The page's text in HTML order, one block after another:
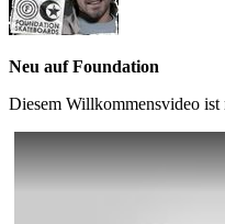
Neu auf Foundation
Diesem Willkommensvideo ist